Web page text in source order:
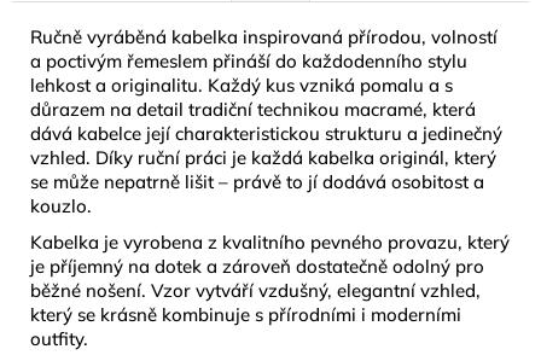
Ručně vyráběná kabelka inspirovaná přírodou, volností
a poctivým řemeslem přináší do každodenního stylu
lehkost a originalitu. Každý kus vzniká pomalu a s
důrazem na detail tradiční technikou macramé, která
dává kabelce její charakteristickou strukturu a jedinečný
vzhled. Díky ruční práci je každá kabelka originál, který
se může nepatrně lišit – právě to jí dodává osobitost a
kouzlo.
Kabelka je vyrobena z kvalitního pevného provazu, který
je příjemný na dotek a zároveň dostatečně odolný pro
běžné nošení. Vzor vytváří vzdušný, elegantní vzhled,
který se krásně kombinuje s přírodními i moderními
outfity.